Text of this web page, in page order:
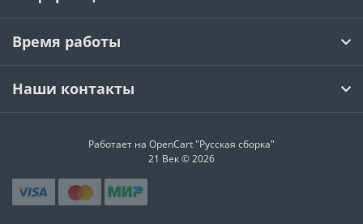
Время работы
Наши контакты
Работает на OpenCart "Русская сборка"
21 Век © 2026